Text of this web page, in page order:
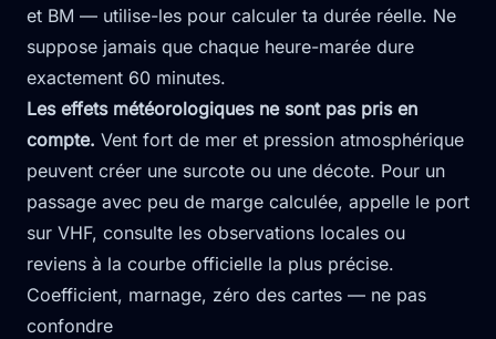
et BM — utilise-les pour calculer ta durée réelle. Ne
suppose jamais que chaque heure-marée dure
exactement 60 minutes.
Les effets météorologiques ne sont pas pris en
compte. Vent fort de mer et pression atmosphérique
peuvent créer une surcote ou une décote. Pour un
passage avec peu de marge calculée, appelle le port
sur VHF, consulte les observations locales ou
reviens à la courbe officielle la plus précise.
Coefficient, marnage, zéro des cartes — ne pas
confondre